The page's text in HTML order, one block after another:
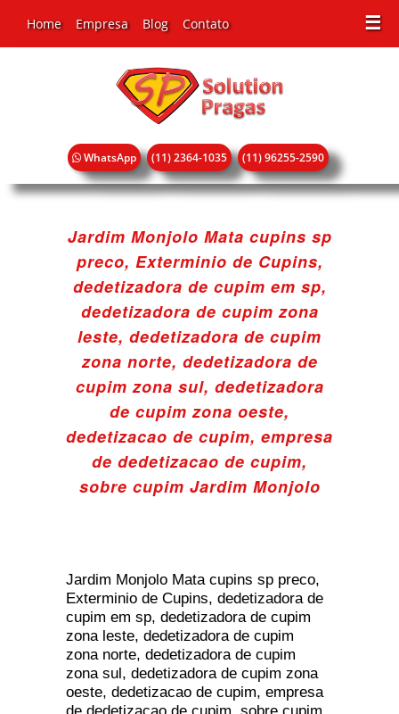
☰
Home Empresa Blog Contato
WhatsApp (11) 2364-1035 (11) 96255-2590
Jardim Monjolo Mata cupins sp
preco, Exterminio de Cupins,
dedetizadora de cupim em sp,
dedetizadora de cupim zona
leste, dedetizadora de cupim
zona norte, dedetizadora de
cupim zona sul, dedetizadora
de cupim zona oeste,
dedetizacao de cupim, empresa
de dedetizacao de cupim,
sobre cupim Jardim Monjolo
Jardim Monjolo Mata cupins sp preco,
Exterminio de Cupins, dedetizadora de
cupim em sp, dedetizadora de cupim
zona leste, dedetizadora de cupim
zona norte, dedetizadora de cupim
zona sul, dedetizadora de cupim zona
oeste, dedetizacao de cupim, empresa
de dedetizacao de cupim, sobre cupim